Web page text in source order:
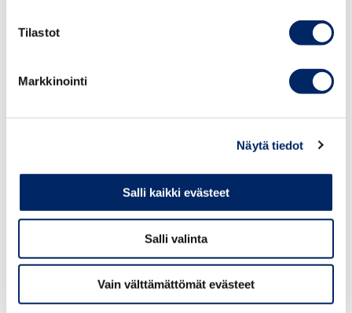
Tilastot
Markkinointi
Näytä tiedot
Salli kaikki evästeet
Salli valinta
Vain välttämättömät evästeet
ilmeisesti mahdollisuus hakea Verohallinnolta
omistajanvaihdoksesta huolimatta. Sulautuminen johtaisi
verohyvityksen menettämiseen ilman mahdollisuutta
Verohallinto voisi omistajanvaihdostilanteissa myöntää
poikkeusluvan investointihyvityksen käyttämiseen
erityisistä syistä, jos Verohallinto katsoisi
investointihyvityksen käytettävissä olon olevan
yrityksen toiminnan jatkumisen kannalta tarpeen.
valitusoikeus.